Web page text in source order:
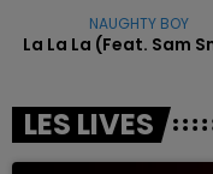
NAUGHTY BOY
La La La (feat. Sam
LES LIVES